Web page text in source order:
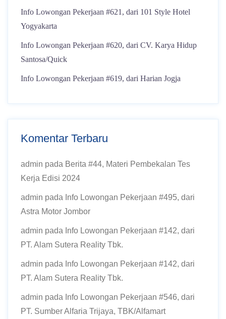
Info Lowongan Pekerjaan #621, dari 101 Style Hotel
Yogyakarta
Info Lowongan Pekerjaan #620, dari CV. Karya Hidup
Santosa/Quick
Info Lowongan Pekerjaan #619, dari Harian Jogja
Komentar Terbaru
admin pada Berita #44, Materi Pembekalan Tes
Kerja Edisi 2024
admin pada Info Lowongan Pekerjaan #495, dari
Astra Motor Jombor
admin pada Info Lowongan Pekerjaan #142, dari
PT. Alam Sutera Reality Tbk.
admin pada Info Lowongan Pekerjaan #142, dari
PT. Alam Sutera Reality Tbk.
admin pada Info Lowongan Pekerjaan #546, dari
PT. Sumber Alfaria Trijaya, TBK/Alfamart